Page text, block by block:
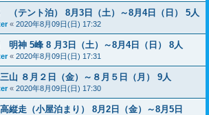
テント泊） 8月3日（土）～8月4日（日） 5人
« 2020年8月09日(日) 17:32
神 5峰 8 月3日（土）～8月4日（日） 8人
« 2020年8月09日(日) 17:31
山 ８月２日（金）～８月５日（月） 9人
« 2020年8月09日(日) 17:30
縦走（小屋泊まり） 8月2日（金）～8月5日